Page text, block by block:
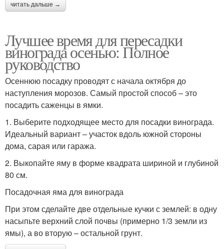
читать дальше →
Лучшее время для пересадки
винограда осенью: Полное
руководство
Осеннюю посадку проводят с начала октября до
наступления морозов. Самый простой способ – это
посадить саженцы в ямки.
1. Выберите подходящее место для посадки винограда.
Идеальный вариант – участок вдоль южной стороны
дома, сарая или гаража.
2. Выкопайте яму в форме квадрата шириной и глубиной
80 см.
Посадочная яма для винограда
При этом сделайте две отдельные кучки с землей: в одну
насыпьте верхний слой почвы (примерно 1/3 земли из
ямы), а во вторую – остальной грунт.